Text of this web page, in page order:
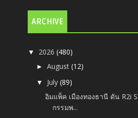
ARCHIVE
▼ 2026(480)
►August(12)
▼ July(89)
อิมแพ็ค เมืองทองธานี ดัน R2i
กรรมพ...